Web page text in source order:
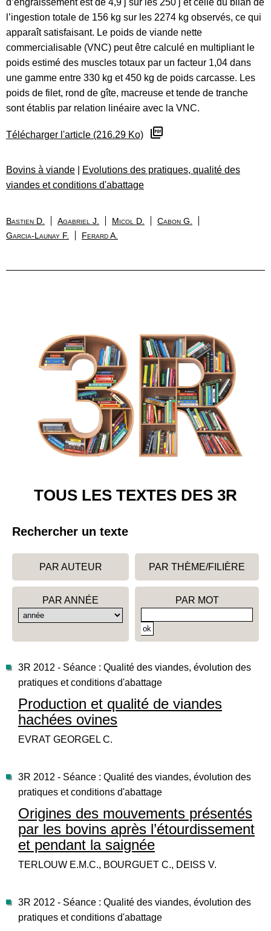
d’engraissement est de 4,9 j sur les 250 j et celle du bilan de
l’ingestion totale de 156 kg sur les 2274 kg observés, ce qui
apparaît satisfaisant. Le poids de viande nette
commercialisable (VNC) peut être calculé en multipliant le
poids estimé des muscles totaux par un facteur 1,04 dans
une gamme entre 330 kg et 450 kg de poids carcasse. Les
poids de filet, rond de gîte, macreuse et tende de tranche
sont établis par relation linéaire avec la VNC.
Télécharger l'article (216.29 Ko)
Bovins à viande
Evolutions des pratiques, qualité des
viandes et conditions d'abattage
Bastien D. Agabriel J. Micol D.
Cabon G.
Garcia-Launay F.
Ferard A.
TOUS LES TEXTES DES 3R
Rechercher un texte
PAR AUTEUR PAR THÈME/FILIÈRE
PAR ANNÉE PAR MOT
3R 2012 - Séance : Qualité des viandes, évolution des
pratiques et conditions d'abattage
Production et qualité de viandes
hachées ovines
EVRAT GEORGEL C.
3R 2012 - Séance : Qualité des viandes, évolution des
pratiques et conditions d'abattage
Origines des mouvements présentés
par les bovins après l’étourdissement
et pendant la saignée
TERLOUW E.M.C., BOURGUET C., DEISS V.
3R 2012 - Séance : Qualité des viandes, évolution des
pratiques et conditions d'abattage